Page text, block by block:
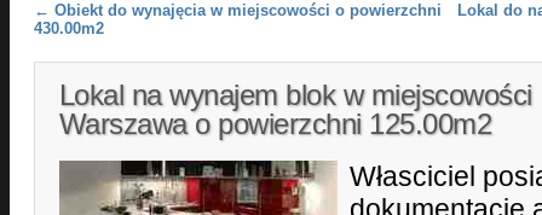
Post navigation
← Obiekt do wynajęcia w miejscowości o powierzchni
430.00m2
Lokal do
Lokal na wynajem blok w miejscowości
Warszawa o powierzchni 125.00m2
Własciciel